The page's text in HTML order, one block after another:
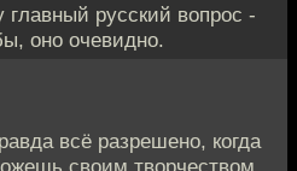
главный русский вопрос -
оно очевидно.
всё разрешено, когда
своим творчеством